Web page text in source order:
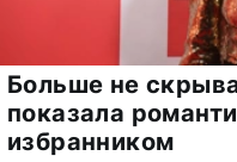
Больше не
показала
избранником